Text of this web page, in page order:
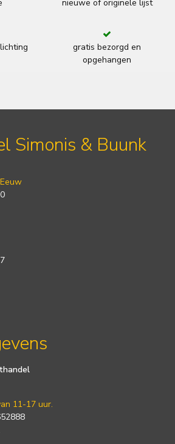
nieuwe of originele lijst
gratis bezorgd en
opgehangen
Simonis & Buunk
11-17 uur.